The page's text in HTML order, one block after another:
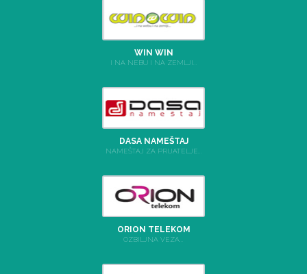
WIN WIN
I NA NEBU I NA ZEMLJI...
DASA NAMEŠTAJ
NAMEŠTAJ ZA PRIJATELJE...
ORION TELEKOM
OZBILJNA VEZA...